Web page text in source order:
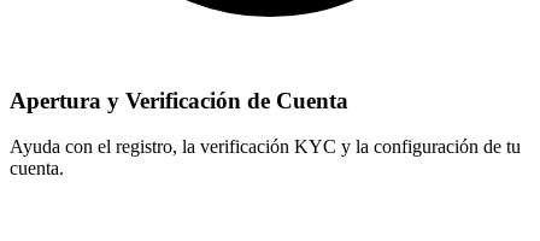
Apertura y Verificación de Cuenta
Ayuda con el registro, la verificación KYC y la configuración de tu
cuenta.